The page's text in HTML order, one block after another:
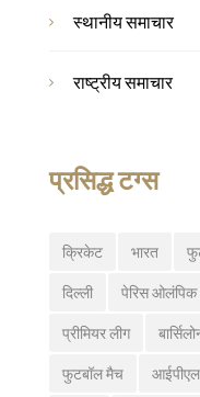
स्थानीय समाचार
राष्ट्रीय समाचार
प्रसिद्ध टग्स
क्रिकेट भारत
दिल्ली पेरिस
प्रीमियर लीग
फुटबॉल मैच